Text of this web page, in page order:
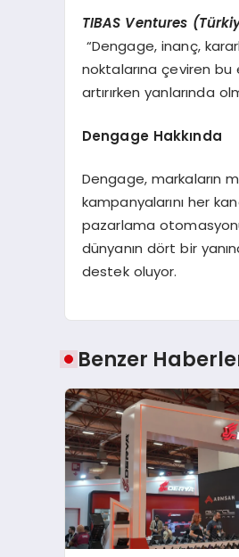
TIBAS Ventures (T
“Dengage, inanç,
noktalarına çeviren
artırırken yanlarında
Dengage Hakkında
Dengage, markaların
kampanyalarını her
pazarlama
dünyanın dört bir
destek oluyor.
Benzer